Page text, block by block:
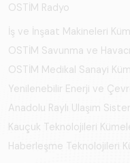
OSTİM Radyo
İş ve İnşaat Makineleri
OSTİM Savunma ve
OSTİM Medikal Sanayi
Yenilenebilir Enerji ve
Anadolu Raylı Ulaşım
Kauçuk Teknolojileri
Haberleşme Teknolojileri